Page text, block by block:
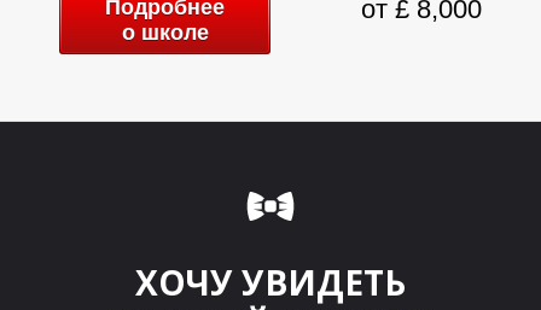
Подробнее
о школе
от £ 8,000
ХОЧУ УВИДЕТЬ